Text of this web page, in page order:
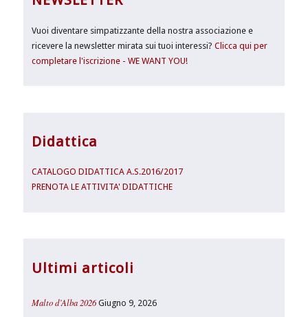
Vuoi diventare simpatizzante della nostra associazione e
ricevere la newsletter mirata sui tuoi interessi?Clicca qui per
completare l'iscrizione - WE WANT YOU!
Didattica
CATALOGO DIDATTICA A.S.2016/2017
PRENOTA LE ATTIVITA' DIDATTICHE
Ultimi articoli
Malto d’Alba 2026 Giugno 9, 2026